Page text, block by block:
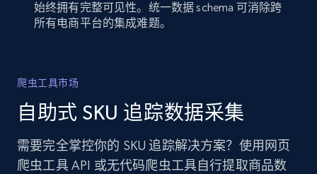
始终拥有完整可见性。统一数据 schema 可消除跨
所有电商平台的集成难题。
爬虫工具市场
自助式 SKU 追踪数据采集
需要完全掌控你的 SKU 追踪解决方案？使用网页
爬虫工具 API 或无代码爬虫工具自行提取商品数